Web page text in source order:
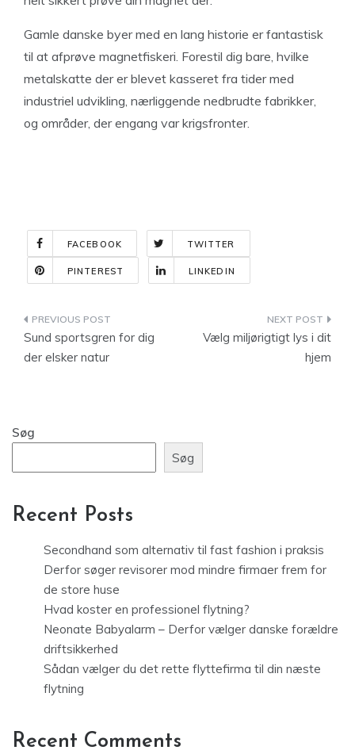
Gamle danske byer med en lang historie er fantastisk
til at afprøve magnetfiskeri. Forestil dig bare, hvilke
metalskatte der er blevet kasseret fra tider med
industriel udvikling, nærliggende nedbrudte fabrikker,
og områder, der engang var krigsfronter.
FACEBOOK TWITTER
PINTEREST LINKEDIN
Indlægsnavigation
Sund sportsgren for dig
der elsker natur
Vælg miljørigtigt lys i dit
hjem
Søg
Søg
Recent Posts
Secondhand som alternativ til fast fashion i praksis
Derfor søger revisorer mod mindre firmaer frem for
de store huse
Hvad koster en professionel flytning?
Neonate Babyalarm – Derfor vælger danske forældre
driftsikkerhed
Sådan vælger du det rette flyttefirma til din næste
flytning
Recent Comments